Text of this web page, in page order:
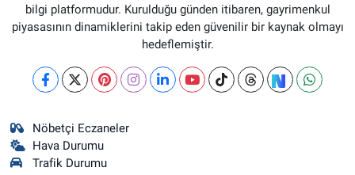
bilgi platformudur. Kurulduğu günden itibaren, gayrimenkul
piyasasının dinamiklerini takip eden güvenilir bir kaynak olmayı
hedeflemiştir.
Nöbetçi Eczaneler
Hava Durumu
Trafik Durumu